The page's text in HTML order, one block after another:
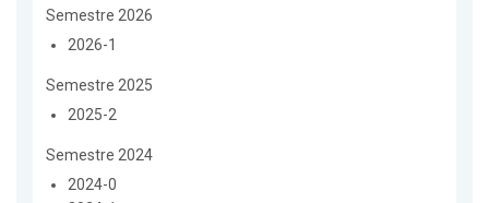
Semestre 2026
2026-1
Semestre 2025
2025-2
Semestre 2024
2024-0